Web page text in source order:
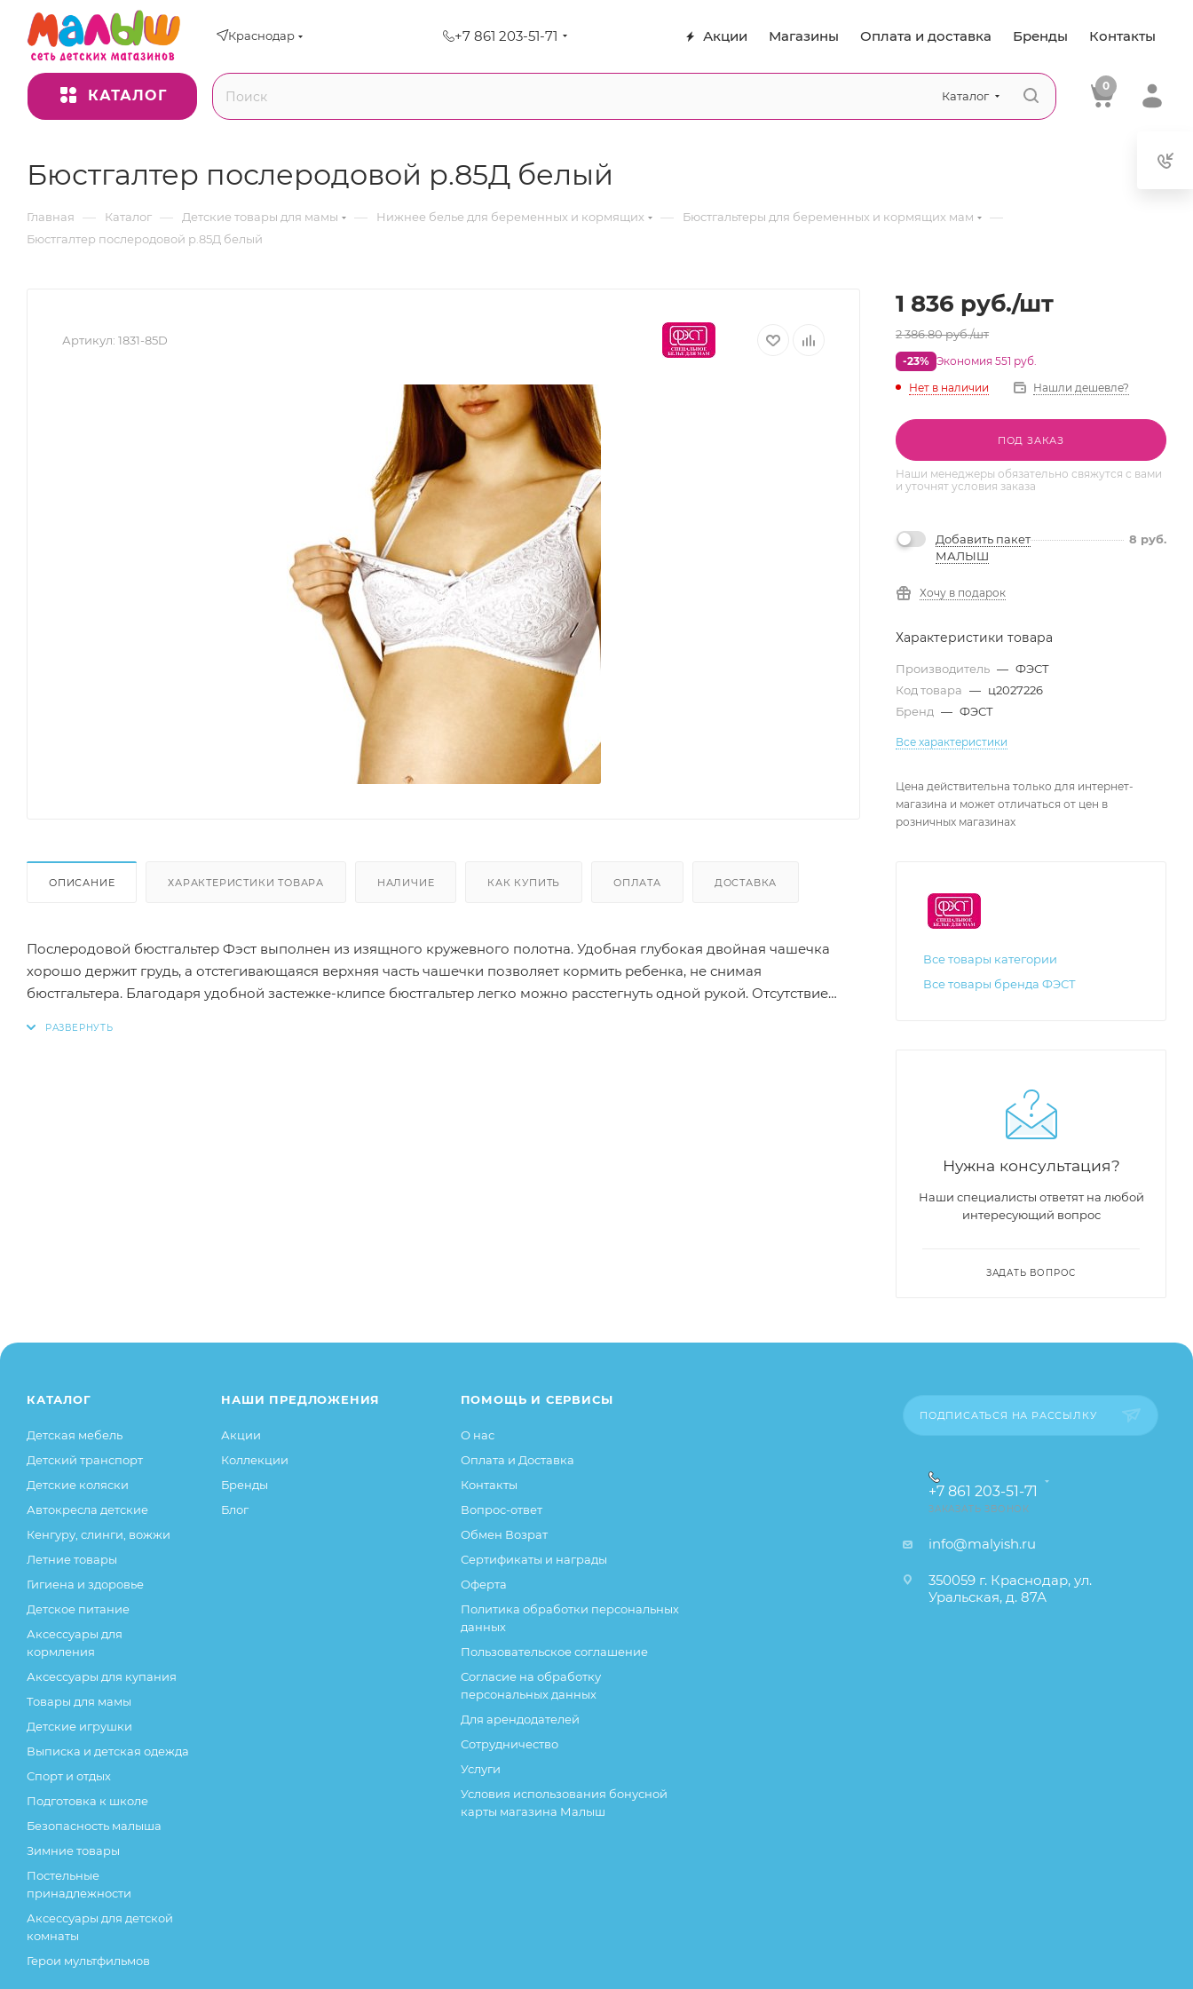
Краснодар +7 861 203-51-71 Акции Магазины Оплата и доставка Бренды Контакты
КАТАЛОГ Каталог
0
Бюстгалтер послеродовой р.85Д белый
Главная — Каталог — Детские товары для мамы — Нижнее белье для беременных и кормящих — Бюстгальтеры для беременных и кормящих мам —
Бюстгалтер послеродовой р.85Д белый
Артикул: 1831-85D
ОПИСАНИЕ ХАРАКТЕРИСТИКИ ТОВАРА НАЛИЧИЕ КАК КУПИТЬ ОПЛАТА ДОСТАВКА
Послеродовой бюстгальтер Фэст выполнен из изящного кружевного полотна. Удобная глубокая двойная чашечка
хорошо держит грудь, а отстегивающаяся верхняя часть чашечки позволяет кормить ребенка, не снимая
бюстгальтера. Благодаря удобной застежке-клипсе бюстгальтер легко можно расстегнуть одной рукой. Отсутствие
1 836 руб./шт
2 386.80руб./шт
-23% Экономия 551 руб.
Нет в наличии
Нашли дешевле?
ПОД ЗАКАЗ
Наши менеджеры обязательно свяжутся с вами
и уточнят условия заказа
Добавить пакет
МАЛЫШ
8 руб.
Хочу в подарок
Характеристики товара
Производитель — ФЭСТ
Код товара — ц2027226
Бренд — ФЭСТ
Все характеристики
Цена действительна только для интернет-
магазина и может отличаться от цен в
розничных магазинах
Все товары категории
Все товары бренда ФЭСТ
Нужна консультация?
Наши специалисты ответят на любой
интересующий вопрос
ЗАДАТЬ ВОПРОС
КАТАЛОГ
Детская мебель
Детский транспорт
Детские коляски
Автокресла детские
Кенгуру, слинги, вожжи
Летние товары
Гигиена и здоровье
Детское питание
Аксессуары для
кормления
Аксессуары для купания
Товары для мамы
Детские игрушки
Выписка и детская одежда
Спорт и отдых
Подготовка к школе
Безопасность малыша
Зимние товары
Постельные
принадлежности
Аксессуары для детской
комнаты
Герои мультфильмов
НАШИ ПРЕДЛОЖЕНИЯ
Акции
Коллекции
Бренды
Блог
ПОМОЩЬ И СЕРВИСЫ
О нас
Оплата и Доставка
Контакты
Вопрос-ответ
Обмен Возрат
Сертификаты и награды
Оферта
Политика обработки персональных
данных
Пользовательское соглашение
Согласие на обработку
персональных данных
Для арендодателей
Сотрудничество
Услуги
Условия использования бонусной
карты магазина Малыш
ПОДПИСАТЬСЯ НА РАССЫЛКУ
+7 861 203-51-71
ЗАКАЗАТЬ ЗВОНОК
info@malyish.ru
350059 г. Краснодар, ул.
Уральская, д. 87А